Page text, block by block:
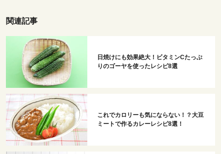
関連記事
日焼けにも効果絶大！ビタミンCたっぷ
りのゴーヤを使ったレシピ8選
これでカロリーも気にならない！？大豆
ミートで作るカレーレシピ8選！